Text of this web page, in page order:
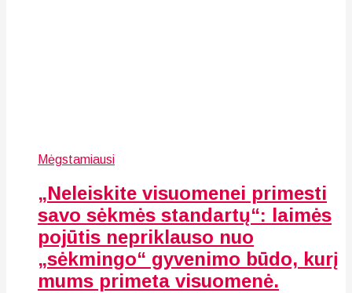
Mėgstamiausi
„Neleiskite visuomenei primesti
savo sėkmės standartų“: laimės
pojūtis nepriklauso nuo
„sėkmingo“ gyvenimo būdo, kurį
mums primeta visuomenė.